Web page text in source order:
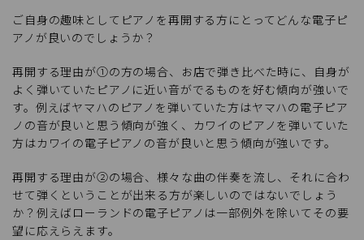
ご自身の趣味としてピアノを再開する方にとってどんな電子ピ
アノが良いのでしょうか？
再開する理由が①の方の場合、お店で弾き比べた時に、自身が
よく弾いていたピアノに近い音がでるものを好む傾向が強いで
す。例えばヤマハのピアノを弾いていた方はヤマハの電子ピア
ノの音が良いと思う傾向が強く、カワイのピアノを弾いていた
方はカワイの電子ピアノの音が良いと思う傾向が強いです。
再開する理由が②の場合、様々な曲の伴奏を流し、それに合わ
せて弾くということが出来る方が楽しいのではないでしょう
か？例えばローランドの電子ピアノは一部例外を除いてその要
望に応えらえます。